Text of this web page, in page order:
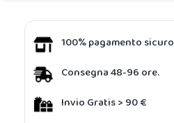
100% pagamento sicuro
Consegna 48-96 ore.
Invio Gratis > 90 €